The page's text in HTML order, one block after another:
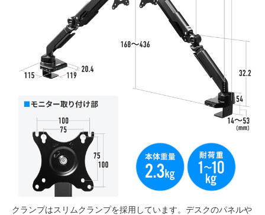
クランプはスリムクランプを採用しています。デスクのパネルや